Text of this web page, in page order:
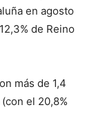
en agosto
de Reino
más de 1,4
el 20,8%